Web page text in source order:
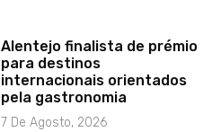
Alentejo finalista de prémio
para destinos
internacionais orientados
pela gastronomia
7 De Agosto, 2026